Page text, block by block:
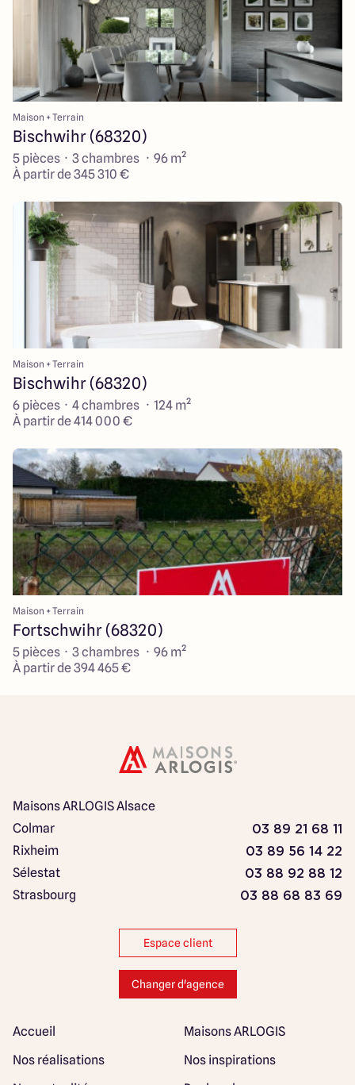
Maison + Terrain
Bischwihr (68320)
5 pièces · 3 chambres · 96 m²
À partir de 345 310 €
Maison + Terrain
Bischwihr (68320)
6 pièces · 4 chambres · 124 m²
À partir de 414 000 €
Maison + Terrain
Fortschwihr (68320)
5 pièces · 3 chambres · 96 m²
À partir de 394 465 €
Maisons ARLOGIS Alsace
Colmar
03 89 21 68 11
Rixheim 03 89 56 14 22
Sélestat 03 88 92 88 12
Strasbourg 03 88 68 83 69
Espace client
Changer d'agence
Accueil
Maisons ARLOGIS
Nos réalisations
Nos inspirations